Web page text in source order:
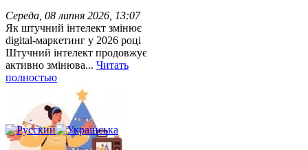
Середа, 08 липня 2026, 13:07
Як штучний інтелект змінює
digital-маркетинг у 2026 році
Штучний інтелект продовжує
активно змінюва... Читать
полностью